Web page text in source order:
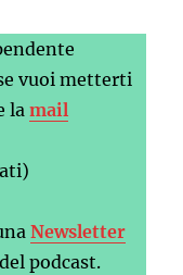
vuoi metterti
lamail
Newsletter
podcast.